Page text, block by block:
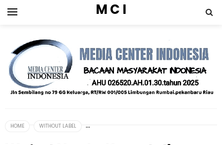
M C I
HOME WITHOUT LABEL